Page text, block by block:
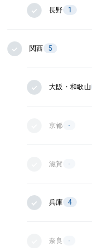
長野 1
関西 5
大阪・和歌山
京都 -
滋賀 -
兵庫 4
奈良 -